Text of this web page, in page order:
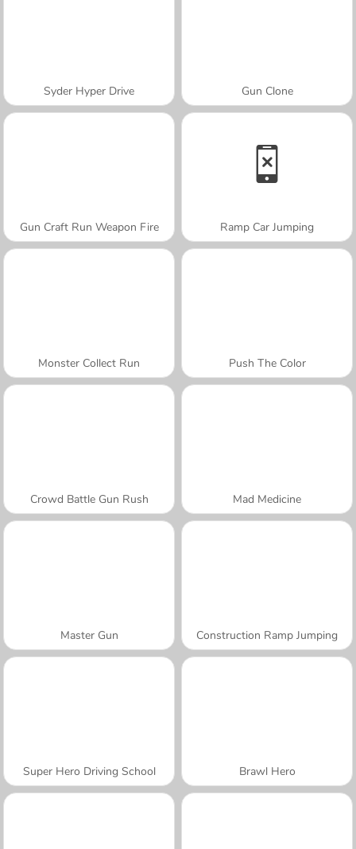
Syder Hyper Drive Gun Clone
Gun Craft Run Weapon Fire Ramp Car Jumping
Monster Collect Run Push The Color
Crowd Battle Gun Rush Mad Medicine
Master Gun Construction Ramp Jumping
Super Hero Driving School Brawl Hero